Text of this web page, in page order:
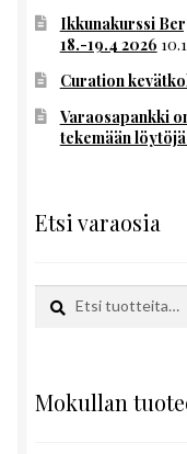
Ikkunakurssi
18.-19.4 2026
Curation
Varaosapankki
tekemään
Etsi varaosia
Etsi:
Haku
Mokullan